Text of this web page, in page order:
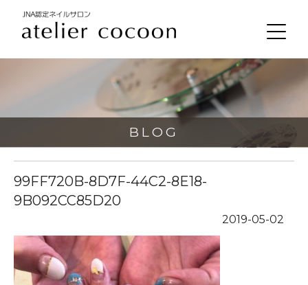
BLOG
99FF720B-8D7F-44C2-8E18-
9B092CC85D20
2019-05-02